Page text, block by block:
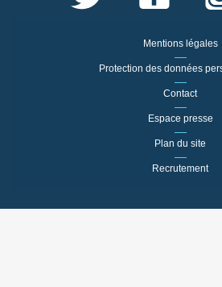
Mentions légales
Protection des données
Contact
Espace presse
Plan du site
Recrutement